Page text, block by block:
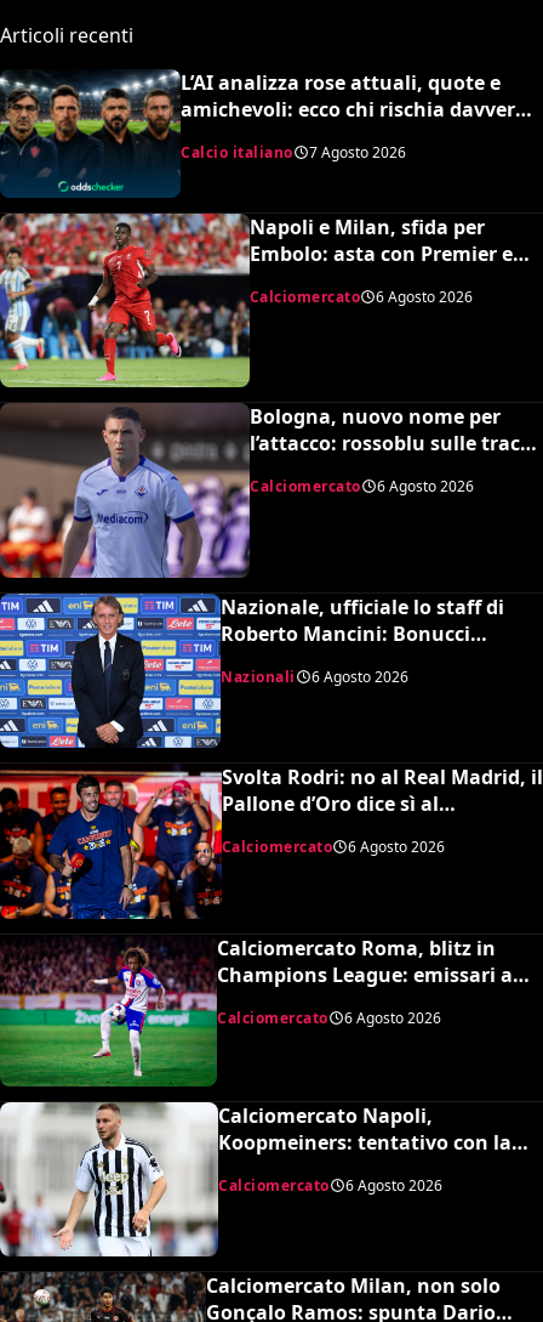
Articoli recenti
L’AI analizza rose attuali, quote e
amichevoli: ecco chi rischia davvero
un’insospettabile
Calcio italiano 7 Agosto 2026
Napoli e Milan, sfida per
Embolo: asta con Premier e
MLS, il prezzo
Calciomercato 6 Agosto 2026
Bologna, nuovo nome per
l’attacco: rossoblu sulle tracce
Calciomercato 6 Agosto 2026
Nazionale, ufficiale lo staff di
Roberto Mancini: Bonucci
Nazionali 6 Agosto 2026
Svolta Rodri: no al Real Madrid, il
Pallone d’Oro dice sì al
Barcellona per 50 milioni
Calciomercato 6 Agosto 2026
Calciomercato Roma, blitz in
Champions League: emissari a
Calciomercato 6 Agosto 2026
Calciomercato Napoli,
Koopmeiners: tentativo con la
Calciomercato 6 Agosto 2026
Calciomercato Milan, non solo
Gonçalo Ramos: spunta Dario